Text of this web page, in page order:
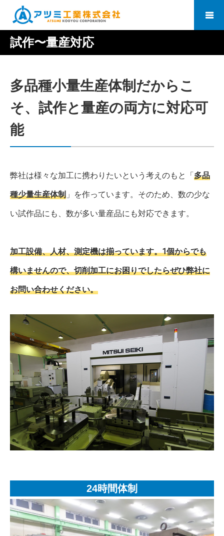
試作〜量産対応
多品種小量生産体制だからこ
そ、試作と量産の両方に対応可
能
弊社は様々な加工に携わりたいという考えのもと「 多品
種少量生産体制 」を作っています。そのため、数の少な
い試作品にも、数が多い量産品にも対応できます。
加工設備、人材、測定機は揃っています。1個からでも
構いませんので、切削加工にお困りでしたらぜひ弊社に
お問い合わせください。
24時間体制